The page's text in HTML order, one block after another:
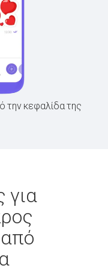
την κεφαλίδα της
για